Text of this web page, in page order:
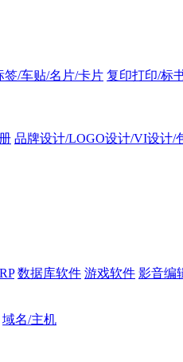
签/车贴/名片/卡片 复印打印/标
品牌设计/LOGO设计/VI设计/
数据库软件 游戏软件 影音编
域名/主机